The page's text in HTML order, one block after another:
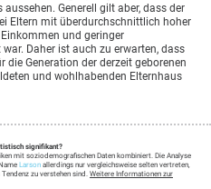
Generell gilt aber, dass der
Eltern mit überdurchschnittlich hoher
und geringer
Daher ist auch zu erwarten, dass
die Generation der derzeit geborenen
und wohlhabenden Elternhaus
signifikant?
mit soziodemografischen Daten kombiniert. Die Analyse
Larson allerdings nur vergleichsweise selten vertreten,
zu verstehen sind. Weitere Informationen zur